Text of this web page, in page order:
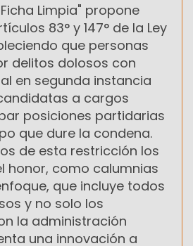
Limpia" propone
83° y 147° de la Ley
que personas
delitos dolosos con
en segunda instancia
a cargos
posiciones partidarias
que dure la condena.
de esta restricción los
honor, como calumnias
que incluye todos
y no solo los
la administración
una innovación a